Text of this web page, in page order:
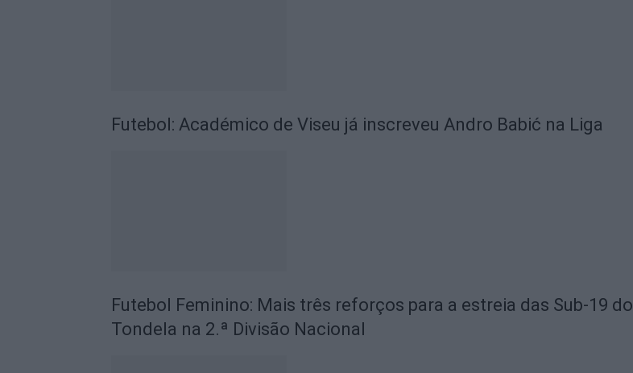
Futebol: Académico de Viseu já inscreveu Andro Babić na Liga
Futebol Feminino: Mais três reforços para a estreia das Sub-19 do
Tondela na 2.ª Divisão Nacional